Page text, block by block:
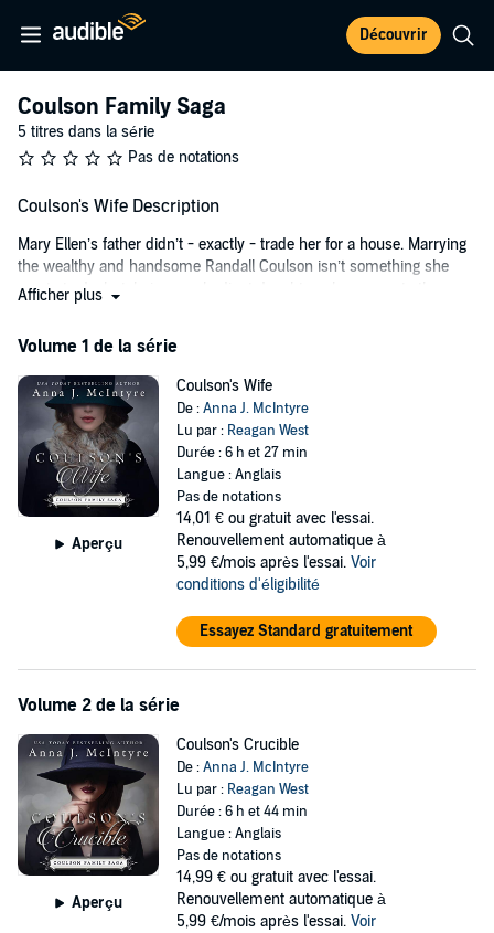
Découvrir
Coulson Family Saga
5 titres dans la série
Pas de notations
Coulson's Wife Description
Mary Ellen’s father didn’t - exactly - trade her for a house. Marrying
the wealthy and handsome Randall Coulson isn’t something she
wants to do, but, being an obedient daughter, she agrees to the
Randall Coulson wants Mary Ellen for one reason: to give him sons.
bride. His own heart is already taken.
This bittersweet story of love, lies, and family secrets takes place
during a turbulent period of American history, one in which the
perception of women and their role in society changed during the
course of one woman’s life.
©2013 Anna J. McIntyre (P)2020 Dreamscape Media, LLC
Afficher plus
Volume 1 de la série
Aperçu
Coulson's Wife
De :Anna J. McIntyre
Lu par : Reagan West
Durée : 6 h et 27 min
Langue : Anglais
Pas de notations
14,01 € ou gratuit avec l'essai.
Renouvellement automatique à
5,99 €/mois après l'essai. Voir
conditions d'éligibilité
Essayez Standard gratuitement
Volume 2 de la série
Aperçu
Coulson's Crucible
De :Anna J. McIntyre
Lu par : Reagan West
Durée : 6 h et 44 min
Langue : Anglais
Pas de notations
14,99 € ou gratuit avec l'essai.
Renouvellement automatique à
5,99 €/mois après l'essai. Voir